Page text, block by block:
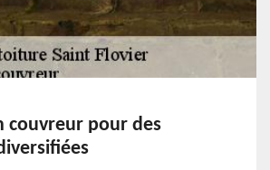
couvreur pour des